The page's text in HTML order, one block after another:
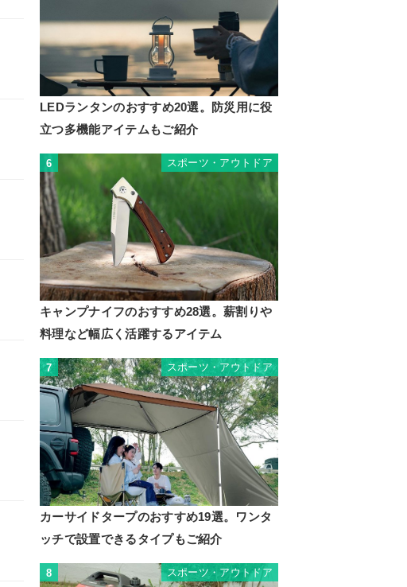
LEDランタンのおすすめ20選。防災用に役
立つ多機能アイテムもご紹介
6 スポーツ・アウトドア
キャンプナイフのおすすめ28選。薪割りや
料理など幅広く活躍するアイテム
7 スポーツ・アウトドア
カーサイドタープのおすすめ19選。ワンタ
ッチで設置できるタイプもご紹介
8 スポーツ・アウトドア